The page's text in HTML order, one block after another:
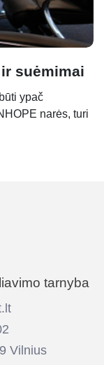
suėmimai
ypač
narės, turi
tarnyba
Vilnius